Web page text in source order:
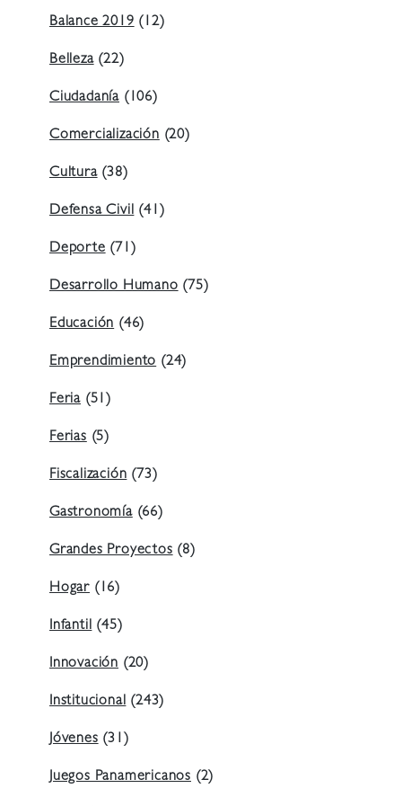
Balance 2019 (12)
Belleza(22)
Ciudadanía (106)
Comercialización (20)
Cultura(38)
Defensa Civil (41)
Deporte (71)
Desarrollo Humano (75)
Educación (46)
Emprendimiento (24)
Feria (51)
Ferias (5)
Fiscalización (73)
Gastronomía(66)
Grandes Proyectos (8)
Hogar (16)
Infantil (45)
Innovación (20)
Institucional (243)
Jóvenes (31)
Juegos Panamericanos (2)